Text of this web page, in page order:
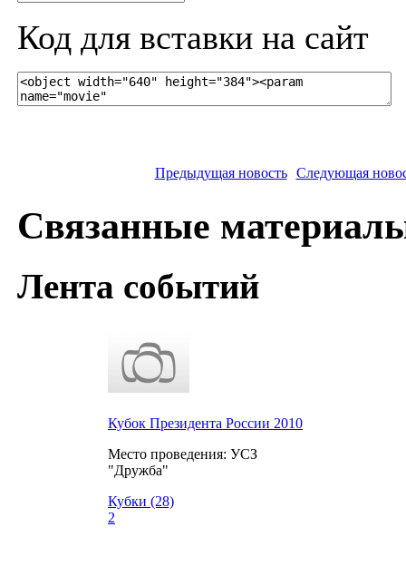
Код для вставки на сайт
Предыдущая новость Следующая
Связанные
Лента событий
Кубок Президента России 2010
Место проведения: УСЗ
"Дружба"
Кубки (28)
2